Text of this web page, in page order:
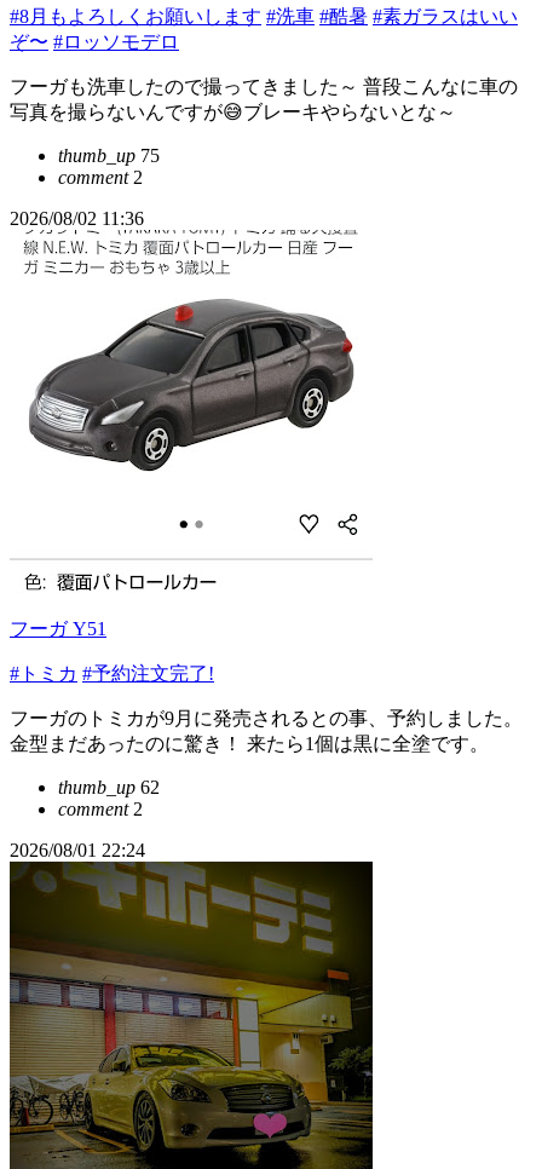
#8月もよろしくお願いします #洗車 #酷暑 #素ガラスはいい
ぞ〜 #ロッソモデロ
フーガも洗車したので撮ってきました～ 普段こんなに車の
写真を撮らないんですが😅ブレーキやらないとな～
thumb_up 75
comment2
2026/08/02 11:36
フーガ Y51
#トミカ #予約注文完了!
フーガのトミカが9月に発売されるとの事、予約しました。
金型まだあったのに驚き！ 来たら1個は黒に全塗です。
thumb_up 62
comment2
2026/08/01 22:24